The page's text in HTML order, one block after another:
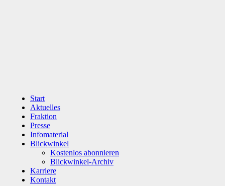
Start
Aktuelles
Fraktion
Presse
Infomaterial
Blickwinkel
Kostenlos abonnieren
Blickwinkel-Archiv
Karriere
Kontakt